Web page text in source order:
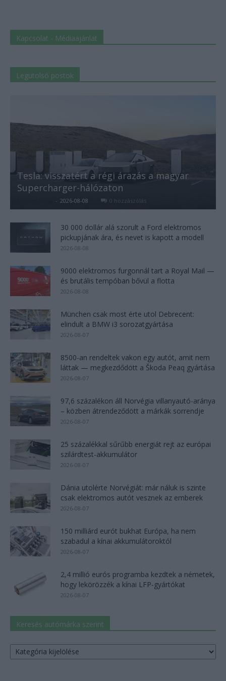
Kapcsolat - Médiaajánlat
Legutolsó postok
Tesla: visszatért a régi árazás a magyar
Supercharger-hálózaton
- 2026-08-08 0 hozzászólás
30 000 dollár alá szorult a Ford elektromos
pickupjának ára, és nevet is kapott a modell
2026-08-08
9000 elektromos furgonnál tart a Royal Mail —
és brutális tempóban bővül a flotta
2026-08-08
München csak most érte utol Debrecent:
elindult a BMW i3 sorozatgyártása
2026-08-07
8500-an rendeltek vakon egy autót, amit nem
láttak — megkezdődött a Škoda Peaq gyártása
2026-08-07
97,6 százalékon áll Norvégia villanyautó-aránya
– közben átrendeződött a márkák sorrendje
2026-08-07
25 százalékkal sűrűbb energiát rejt az európai
szilárdtest-akkumulátor
2026-08-07
Dánia utolérte Norvégiát: már náluk is szinte
csak elektromos autót vesznek az emberek
2026-08-07
150 milliárd eurót bukhat Európa, ha nem
szabadul a kínai akkumulátoroktól
2026-08-07
2,4 millió eurós programba kezdtek a németek,
hogy lekörözzék a kínai LFP-gyártókat
2026-08-07
Keresés autómárka szerint
Keresés
autómárka